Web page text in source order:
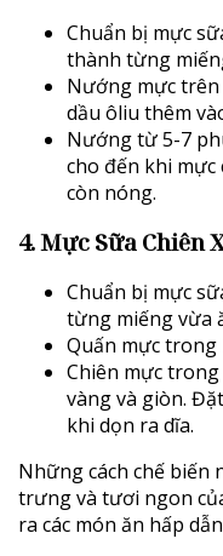
Chuẩn bị mực
thành từng
Nướng mực
dầu ôliu thêm
Nướng từ 5-7
cho đến khi
còn nóng.
4. Mực Sữa Chiên
Chuẩn bị mực
từng miếng vừa
Quấn mực trong
Chiên mực
vàng và giòn.
khi dọn ra dĩa.
Những cách chế biến
trưng và tươi ngon
ra các món ăn hấp